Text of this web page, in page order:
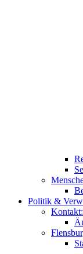
Politik &